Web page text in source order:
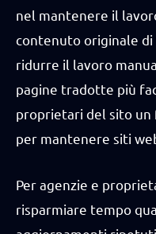
nel mantenere il
contenuto originale di
ridurre il lavoro
pagine tradotte più
proprietari del sito un
per mantenere siti
Per agenzie e
risparmiare tempo